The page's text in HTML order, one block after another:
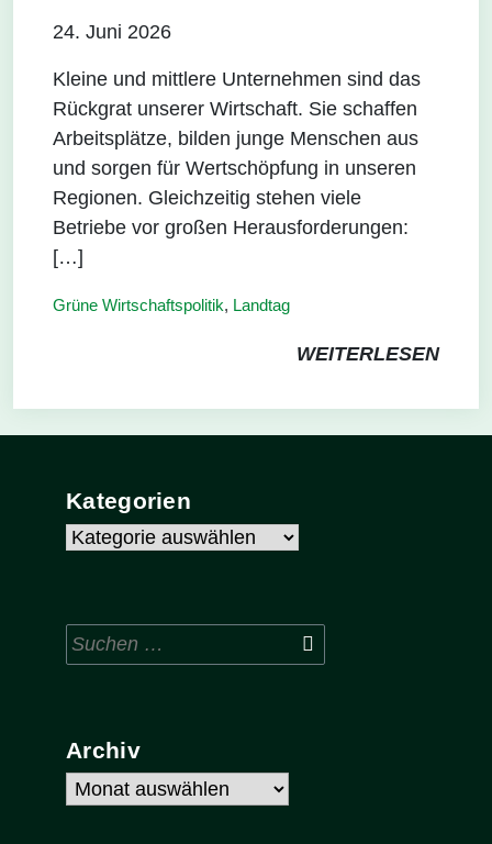
24. Juni 2026
Kleine und mittlere Unternehmen sind das
Rückgrat unserer Wirtschaft. Sie schaffen
Arbeitsplätze, bilden junge Menschen aus
und sorgen für Wertschöpfung in unseren
Regionen. Gleichzeitig stehen viele
Betriebe vor großen Herausforderungen:
[…]
Grüne Wirtschaftspolitik, Landtag
WEITERLESEN
Kategorien
Kategorien
Suchen
nach:
Archiv
Archiv